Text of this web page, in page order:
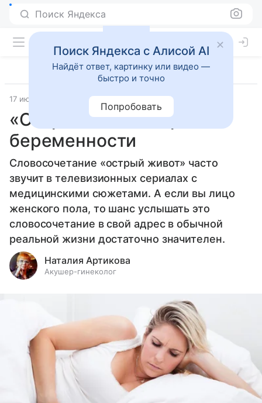
Поиск Яндекса
17 июня 2014 Беременность
«Острый живот» при
беременности
Словосочетание «острый живот» часто
звучит в телевизионных сериалах с
медицинскими сюжетами. А если вы лицо
женского пола, то шанс услышать это
словосочетание в свой адрес в обычной
реальной жизни достаточно значителен.
Наталия Артикова
Акушер-гинеколог
Поиск Яндекса с Алисой AI
Найдёт ответ, картинку или видео —
быстро и точно
Попробовать